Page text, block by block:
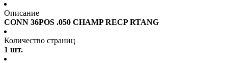
Описание
CONN 36POS .050 CHAMP RECP RTANG
Количество страниц
1 шт.